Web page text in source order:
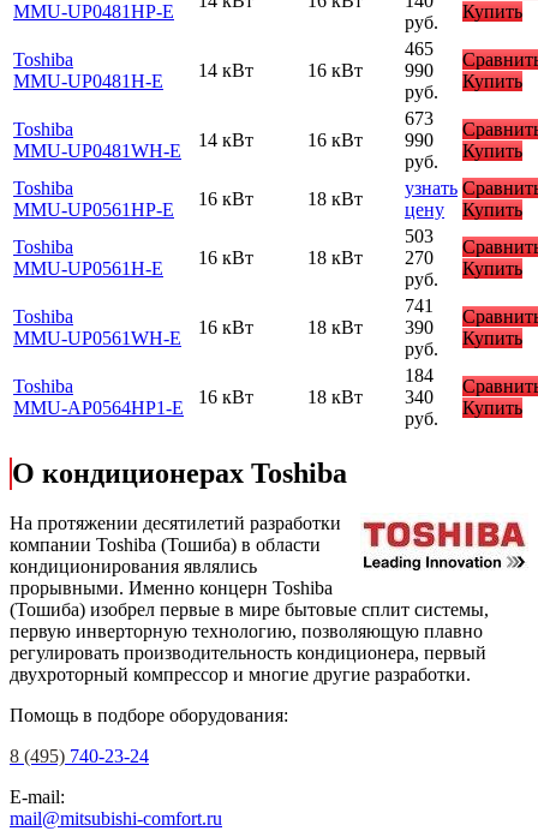
MMU-UP0481HP-E
руб.
Купить
Toshiba
MMU-UP0481H-E
14 кВт 16 кВт
465
990
руб.
Купить
Toshiba
MMU-UP0481WH-E
14 кВт 16 кВт
673
990
руб.
Купить
Toshiba
MMU-UP0561HP-E
16 кВт 18 кВт
узнать
цену
Купить
Toshiba
MMU-UP0561H-E
16 кВт 18 кВт
503
270
руб.
Купить
Toshiba
MMU-UP0561WH-E
16 кВт 18 кВт
741
390
руб.
Купить
Toshiba
MMU-AP0564HP1-E
16 кВт 18 кВт
184
340
руб.
Купить
О кондиционерах Toshiba
На протяжении десятилетий разработки
компании Toshiba (Тошиба) в области
кондиционирования являлись
прорывными. Именно концерн Toshiba
(Тошиба) изобрел первые в мире бытовые сплит системы,
первую инверторную технологию, позволяющую плавно
регулировать производительность кондиционера, первый
двухроторный компрессор и многие другие разработки.
Помощь в подборе оборудования:
8 (495) 740-23-24
E-mail:
mail@mitsubishi-comfort.ru